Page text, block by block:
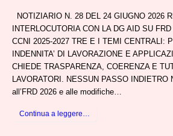
NOTIZIARIO N. 28 DEL 24 GIUGNO 2026
INTERLOCUTORIA CON LA DG AID SU
CCNI 2025-2027 TRE E I TEMI CENTRALI:
INDENNITA’ DI LAVORAZIONE E
CHIEDE TRASPARENZA, COERENZA E
LAVORATORI. NESSUN PASSO INDIETRO
all’FRD 2026 e alle modifiche…
Continua a leggere…